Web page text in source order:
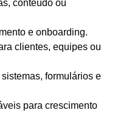
conteúdo ou
e onboarding.
clientes, equipes ou
sistemas, formulários e
para crescimento